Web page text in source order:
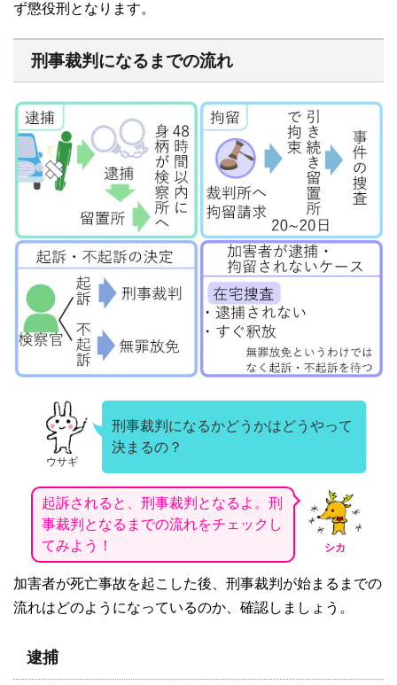
ず懲役刑となります。
刑事裁判になるまでの流れ
ウサギ
刑事裁判になるかどうかはどうやって
決まるの？
シカ
起訴されると、刑事裁判となるよ。刑
事裁判となるまでの流れをチェックし
てみよう！
加害者が死亡事故を起こした後、刑事裁判が始まるまでの
流れはどのようになっているのか、確認しましょう。
逮捕